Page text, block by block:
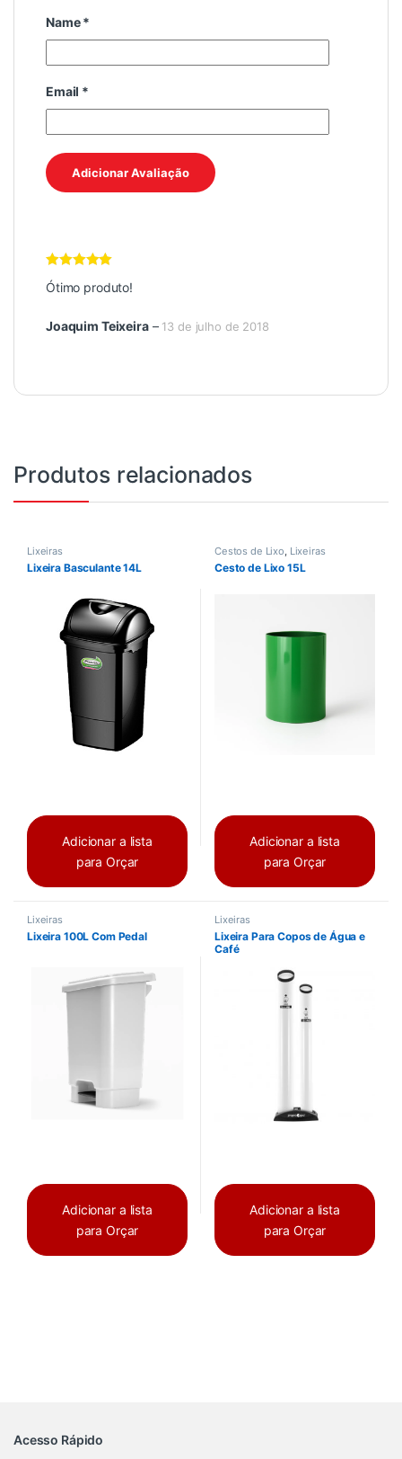
Name*
Email *
Avaliação
de 5
Ótimo produto!
Joaquim Teixeira– 13 de julho de 2018
Produtos relacionados
Lixeiras
Lixeira Basculante 14L
Adicionar a lista
para Orçar
Cestos de Lixo, Lixeiras
Cesto de Lixo 15L
Adicionar a lista
para Orçar
Lixeiras
Lixeira 100L Com Pedal
Adicionar a lista
para Orçar
Lixeiras
Lixeira Para Copos de Água e
Café
Adicionar a lista
para Orçar
Acesso Rápido